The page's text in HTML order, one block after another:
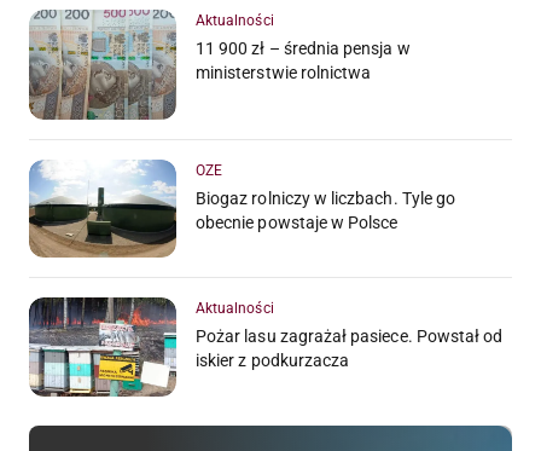
Aktualności
11 900 zł – średnia pensja w
ministerstwie rolnictwa
OZE
Biogaz rolniczy w liczbach. Tyle go
obecnie powstaje w Polsce
Aktualności
Pożar lasu zagrażał pasiece. Powstał od
iskier z podkurzacza